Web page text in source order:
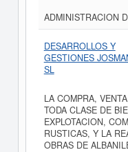
ADMINISTRACION
DESARROLLOS Y
GESTIONES
SL
LA COMPRA,
TODA CLASE DE
EXPLOTACION,
RUSTICAS, Y LA
OBRAS DE